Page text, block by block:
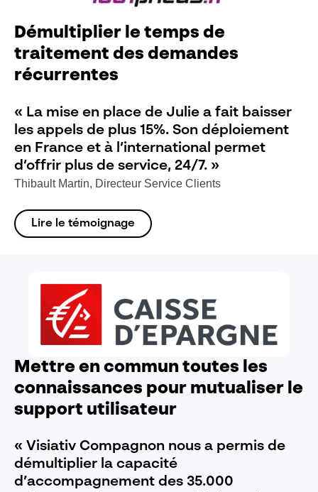
Démultiplier le temps de
traitement des demandes
récurrentes
« La mise en place de Julie a fait baisser
les appels de plus 15%. Son déploiement
en France et à l’international permet
d’offrir plus de service, 24/7. »
Thibault Martin, Directeur Service Clients
Lire le témoignage
Mettre en commun toutes les
connaissances pour mutualiser le
support utilisateur
« Visiativ Compagnon nous a permis de
démultiplier la capacité
d’accompagnement des 35.000